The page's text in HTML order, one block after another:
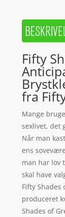
Fifty
fra
Mange
sexlivet, det
Når man
ens
man har lov
skal have
Fifty
produceret
Shades of